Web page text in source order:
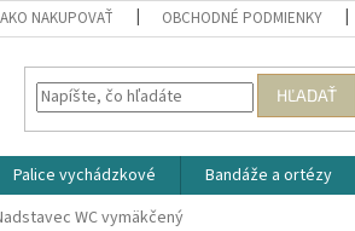
AKO NAKUPOVAŤ OBCHODNÉ PODMIENKY
HĽADAŤ
Palice vychádzkové Bandáže a ortézy
WC vymäkčený